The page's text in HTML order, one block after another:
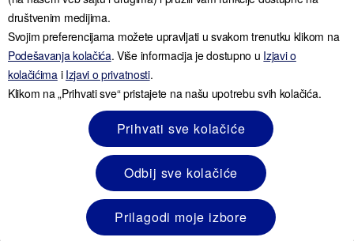
Pitanja o hranjenju i ishrani?
društvenim medijima.
Svojim preferencijama možete upravljati u svakom trenutku klikom na
Podešavanja kolačića. Više informacija je dostupno u Izjavi o
kolačićimai Izjavi o privatnosti.
Klikom na „Prihvati sve“ pristajete na našu upotrebu svih kolačića.
Prihvati sve kolačiće
Odbij sve kolačiće
Prilagodi moje izbore